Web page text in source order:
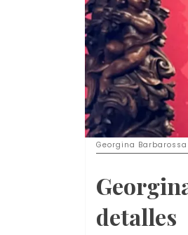
Georgina
detalles